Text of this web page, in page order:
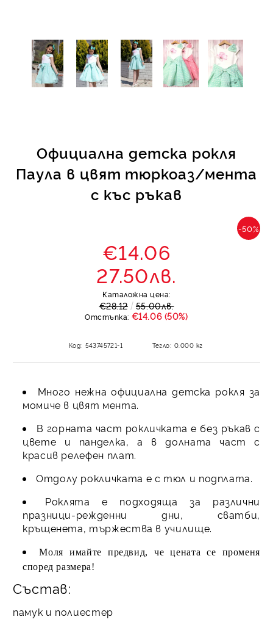
Официална детска рокля
Паула в цвят тюркоаз/мента
с къс ръкав
-50%
€14.06
27.50лв.
Каталожна цена:
€28.12 55.00лв.
Отстъпка: €14.06 (50%)
Код: 543745721-1 Тегло: 0.000 кг
Много нежна официална детска рокля за
момиче в цвят мента.
В горната част рокличката е без ръкав с
цвете и панделка, а в долната част с
красив релефен плат.
Отдолу рокличката е с тюл и подплата.
Роклята е подходяща за различни
празници-режденни дни, сватби,
кръщенета, тържества в училище.
Моля имайте предвид, че цената се променя
според размера!
Състав:
памук и полиестер